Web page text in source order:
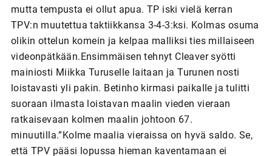
mutta tempusta ei ollut apua. TP iski vielä kerran
TPV:n muutettua taktiikkansa 3-4-3:ksi. Kolmas osuma
olikin ottelun komein ja kelpaa malliksi ties millaiseen
videonpätkään.Ensimmäisen tehnyt Cleaver syötti
mainiosti Miikka Turuselle laitaan ja Turunen nosti
loistavasti yli pakin. Betinho kirmasi paikalle ja tulitti
suoraan ilmasta loistavan maalin vieden vieraan
ratkaisevaan kolmen maalin johtoon 67.
minuutilla.”Kolme maalia vieraissa on hyvä saldo. Se,
että TPV pääsi lopussa hieman kaventamaan ei